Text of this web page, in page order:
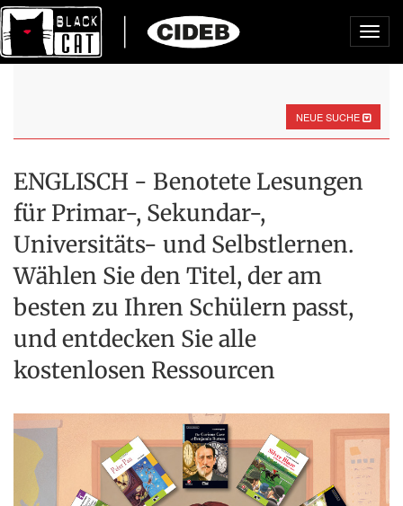
NEUE SUCHE
ENGLISCH - Benotete Lesungen
für Primar-, Sekundar-,
Universitäts- und Selbstlernen.
Wählen Sie den Titel, der am
besten zu Ihren Schülern passt,
und entdecken Sie alle
kostenlosen Ressourcen